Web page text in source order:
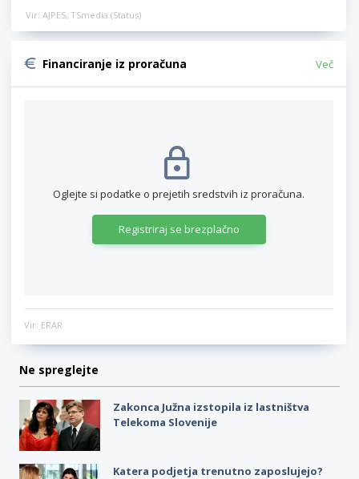
Vir: AJPES, TSmedia (Status)
Financiranje iz proračuna Več
Oglejte si podatke o prejetih sredstvih iz proračuna.
Registriraj se brezplačno
Vir: ERAR
Ne spreglejte
Zakonca Južna izstopila iz lastništva
Telekoma Slovenije
Katera podjetja trenutno zaposlujejo?